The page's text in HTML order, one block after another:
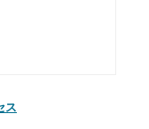
ス